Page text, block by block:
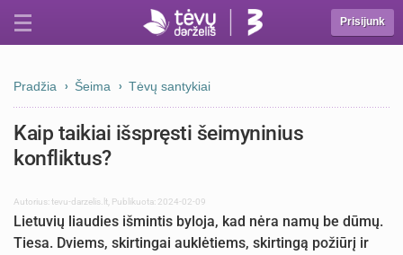
Prisijunk
Pradžia Šeima Tėvų santykiai
Kaip taikiai išspręsti šeimyninius
konfliktus?
Autorius:tevu-darzelis.lt Publikuota: 2024-02-09
Lietuvių liaudies išmintis byloja, kad nėra namų be dūmų.
Tiesa. Dviems, skirtingai auklėtiems, skirtingą požiūrį ir